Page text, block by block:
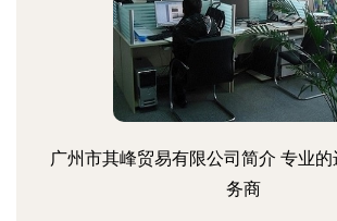
广州市其峰贸易有限公司简介 专业
务商